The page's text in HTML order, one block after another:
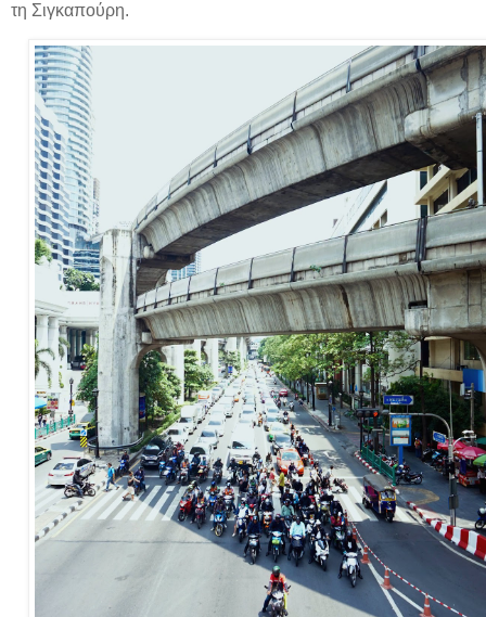
τη Σιγκαπούρη.